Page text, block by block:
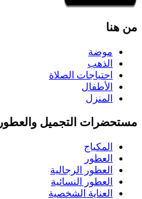
من هنا
موضة
الذهب
احتياجات الصلاة
الأطفال
المنزل
مستحضرات التجميل والعطور
المكياج
العطور
العطور الرجالية
العطور النسائية
العناية الشخصية